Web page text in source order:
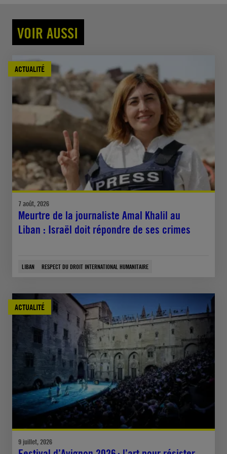
VOIR AUSSI
ACTUALITÉ
7 août, 2026
Meurtre de la journaliste Amal Khalil au
Liban : Israël doit répondre de ses crimes
LIBAN RESPECT DU DROIT INTERNATIONAL HUMANITAIRE
ACTUALITÉ
9 juillet, 2026